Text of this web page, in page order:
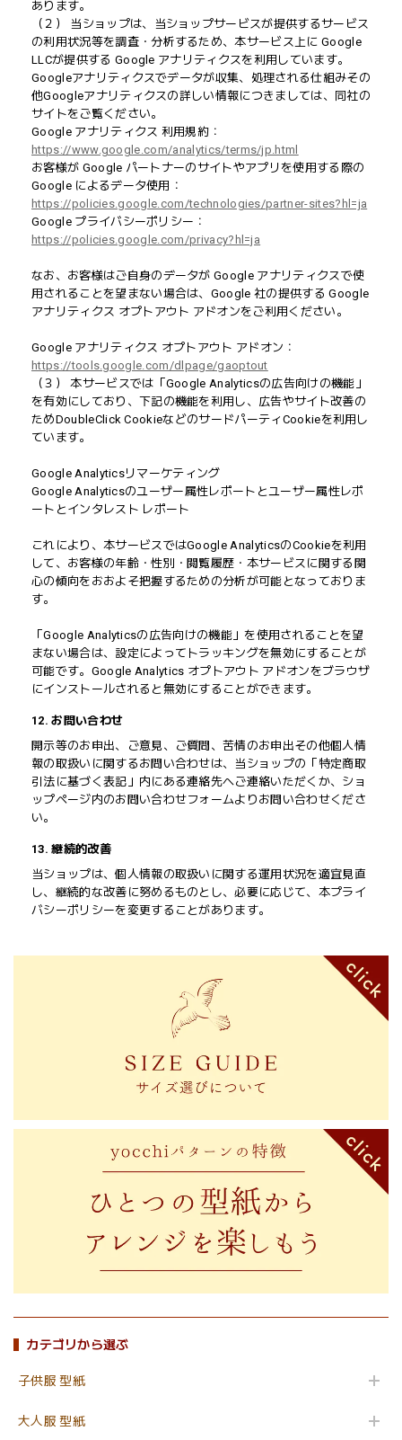
カテゴリから選ぶ
子供服 型紙
大人服 型紙
あります。
（２） 当ショップは、当ショップサービスが提供するサービス
の利用状況等を調査・分析するため、本サービス上に Google
LLCが提供する Google アナリティクスを利用しています。
Googleアナリティクスでデータが収集、処理される仕組みその
他Googleアナリティクスの詳しい情報につきましては、同社の
サイトをご覧ください。
Google アナリティクス 利用規約：
https://www.google.com/analytics/terms/jp.html
お客様が Google パートナーのサイトやアプリを使用する際の
Google によるデータ使用：
https://policies.google.com/technologies/partner-sites?hl=ja
Google プライバシーポリシー：
https://policies.google.com/privacy?hl=ja
なお、お客様はご自身のデータが Google アナリティクスで使
用されることを望まない場合は、Google 社の提供する Google
アナリティクス オプトアウト アドオンをご利用ください。
Google アナリティクス オプトアウト アドオン：
https://tools.google.com/dlpage/gaoptout
（３） 本サービスでは「Google Analyticsの広告向けの機能」
を有効にしており、下記の機能を利用し、広告やサイト改善の
ためDoubleClick CookieなどのサードパーティCookieを利用し
ています。
Google Analyticsリマーケティング
Google Analyticsのユーザー属性レポートとユーザー属性レポ
ートとインタレスト レポート
これにより、本サービスではGoogle AnalyticsのCookieを利用
して、お客様の年齢・性別・閲覧履歴・本サービスに関する関
心の傾向をおおよそ把握するための分析が可能となっておりま
す。
「Google Analyticsの広告向けの機能」を使用されることを望
まない場合は、設定によってトラッキングを無効にすることが
可能です。Google Analytics オプトアウト アドオンをブラウザ
にインストールされると無効にすることができます。
12. お問い合わせ
開示等のお申出、ご意見、ご質問、苦情のお申出その他個人情
報の取扱いに関するお問い合わせは、当ショップの「特定商取
引法に基づく表記」内にある連絡先へご連絡いただくか、ショ
ップページ内のお問い合わせフォームよりお問い合わせくださ
い。
13. 継続的改善
当ショップは、個人情報の取扱いに関する運用状況を適宜見直
し、継続的な改善に努めるものとし、必要に応じて、本プライ
バシーポリシーを変更することがあります。